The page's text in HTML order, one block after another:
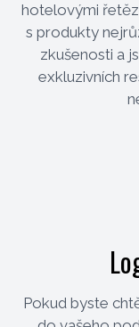
hotelovými
s produkty
zkušenosti a
exkluzivních
Pokud byste